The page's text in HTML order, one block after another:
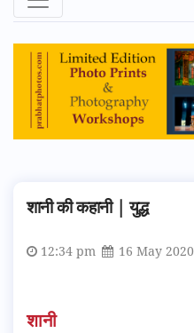
शानी की कहानी | युद्ध
12:34 pm 16 May 2020
शानी